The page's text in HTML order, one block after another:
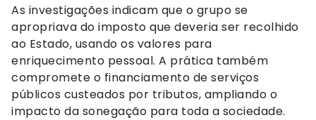
As investigações indicam que o grupo se
apropriava do imposto que deveria ser recolhido
ao Estado, usando os valores para
enriquecimento pessoal. A prática também
compromete o financiamento de serviços
públicos custeados por tributos, ampliando o
impacto da sonegação para toda a sociedade.